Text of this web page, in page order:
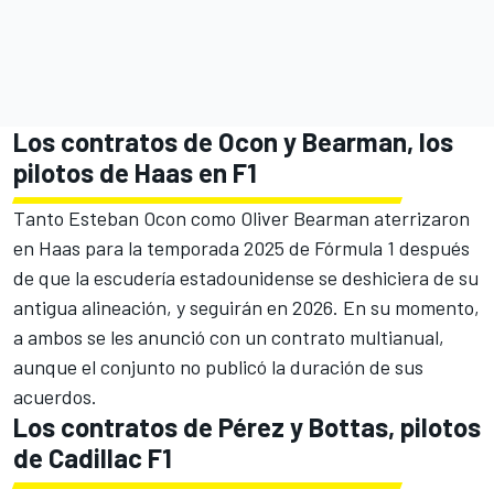
Los contratos de Ocon y Bearman, los
pilotos de Haas en F1
Tanto Esteban Ocon como Oliver Bearman aterrizaron
en Haas para la temporada 2025 de Fórmula 1 después
de que la escudería estadounidense se deshiciera de su
antigua alineación, y seguirán en 2026. En su momento,
a ambos se les anunció con un contrato multianual,
aunque el conjunto no publicó la duración de sus
acuerdos.
Los contratos de Pérez y Bottas, pilotos
de Cadillac F1